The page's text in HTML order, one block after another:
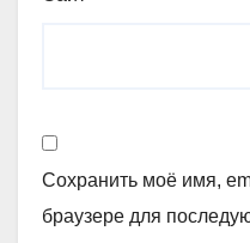
Сохранить моё имя,
браузере для